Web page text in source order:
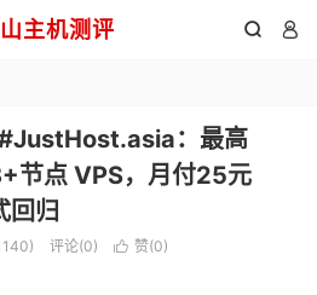
主机测评  
：最高
节点 VPS，月付25元
回归
评论(0)  赞(0)